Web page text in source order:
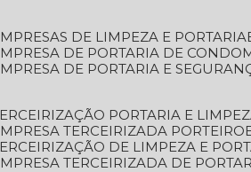
EMPRESAS DE LIMPEZA E PORTARIA
EMPRESA DE PORTARIA DE
EMPRESA DE PORTARIA E
TERCEIRIZAÇÃO PORTARIA E
EMPRESA TERCEIRIZADA PORTEIRO
TERCEIRIZAÇÃO DE LIMPEZA E
EMPRESA TERCEIRIZADA DE